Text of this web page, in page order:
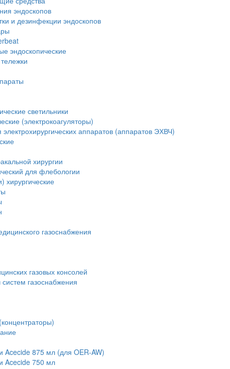
эндоскопов
и дезинфекции эндоскопов
эндоскопические
светильники
(электрокоагуляторы)
аппаратов (аппаратов ЭХВЧ)
хирургии
для флебологии
хирургические
газоснабжения
газовых консолей
газоснабжения
Acecide 875 мл (для OER-AW)
Acecide 750 мл